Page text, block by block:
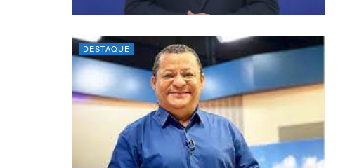
DESTAQUE